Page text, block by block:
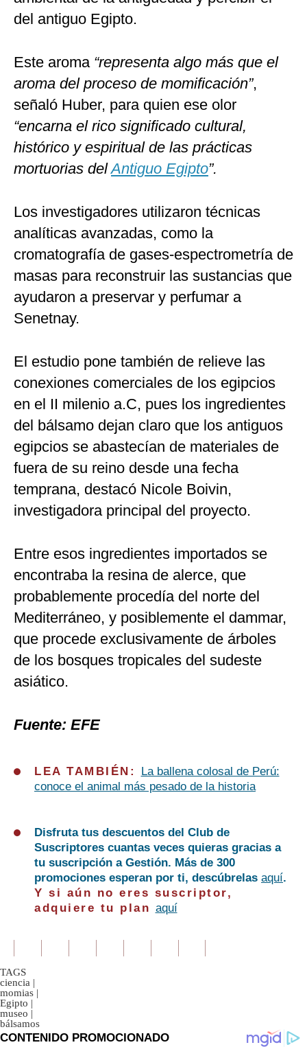
del antiguo Egipto.
Este aroma“representa algo más que el
aroma del proceso de momificación”,
señaló Huber, para quien ese olor
“encarna el rico significado cultural,
histórico y espiritual de las prácticas
mortuorias delAntiguo Egipto”.
Los investigadores utilizaron técnicas
analíticas avanzadas, como la
cromatografía de gases-espectrometría de
masas para reconstruir las sustancias que
ayudaron a preservar y perfumar a
Senetnay.
El estudio pone también de relieve las
conexiones comerciales de los egipcios
en el II milenio a.C, pues los ingredientes
del bálsamo dejan claro que los antiguos
egipcios se abastecían de materiales de
fuera de su reino desde una fecha
temprana, destacó Nicole Boivin,
investigadora principal del proyecto.
Entre esos ingredientes importados se
encontraba la resina de alerce, que
probablemente procedía del norte del
Mediterráneo, y posiblemente el dammar,
que procede exclusivamente de árboles
de los bosques tropicales del sudeste
asiático.
Fuente: EFE
LEA TAMBIÉN:
La ballena colosal de Perú:
conoce el animal más pesado de la historia
Disfruta tus descuentos del Club de
Suscriptores cuantas veces quieras gracias a
tu suscripción a Gestión. Más de 300
promociones esperan por ti, descúbrelas aquí.
Y si aún no eres suscriptor,
adquiere tu plan aquí
TAGS
ciencia |
momias |
Egipto |
museo |
bálsamos